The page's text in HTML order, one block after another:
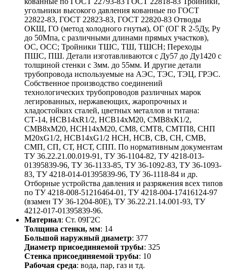
угольники высокого давления кованные по ГОСТ
22822-83, ГОСТ 22823-83, ГОСТ 22820-83 Отводы
ОКШ, ГО (метод холодного гнутья), ОГ (ОГ R 2-5Ду, Ру
до 50Мпа, с различными длинами прямых участков),
ОС, ОСС; Тройники ТШС, ТШ, ТШСН; Переходы
ПШС, ПШ. Детали изготавливаются с Ду57 до Ду1420 с
толщиной стенки с 3мм. до 55мм. И другие детали
трубопровода используемые на АЭС, ТЭС, ТЭЦ, ГРЭС.
Собственное производство соединений
технологических трубопроводов различных марок
легированных, нержавеющих, жаропрочных и
хладостойких сталей, цветных металлов и титана:
СТ-14, НСВ14хR1/2, НСВ14хМ20, СМВ8хК1/2,
СМВ8хМ20, НСН14хМ20, СМ8, СМТ8, СМТП8, СНП
М20хG1/2, НСВ14хG1/2 НСН, НСВ, СВ, СН, СМВ,
СМП, СП, СТ, НСТ, СПП. По нормативным документам
ТУ 36.22.21.00.019-91, ТУ 36-1104-82, ТУ 4218-013-
01395839-96, ТУ 36-1133-85, ТУ 36-1092-83, ТУ 36-1093-
83, ТУ 4218-014-01395839-96, ТУ 36-1118-84 и др.
Отборные устройства давления и разряжения всех типов
по ТУ 4218-008-51216464-01, ТУ 4218-004-17416124-97
(взамен ТУ 36-1204-80Е), ТУ 36.22.21.14.001-93, ТУ
4212-017-01395839-96.
Материал: Ст. 09Г2С
Толщина стенки, мм: 14
Большой наружный диаметр: 377
Диаметр присоединяемой трубы: 325
Стенка присоединяемой трубы: 10
Рабочая среда: вода, пар, газ и тд.